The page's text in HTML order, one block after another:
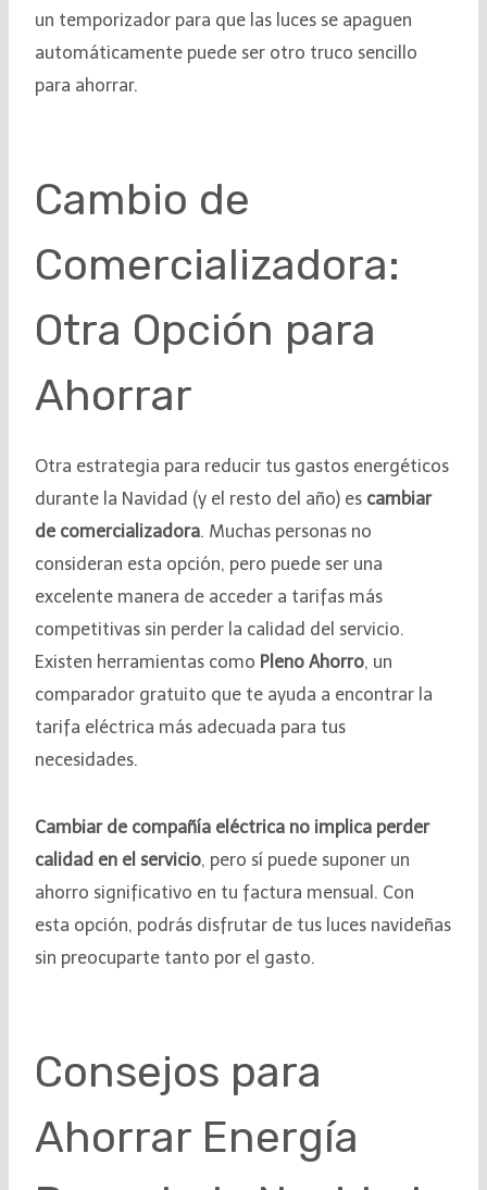
un temporizador para que las luces se apaguen
automáticamente puede ser otro truco sencillo
para ahorrar.
Cambio de
Comercializadora:
Otra Opción para
Ahorrar
Otra estrategia para reducir tus gastos energéticos
durante la Navidad (y el resto del año) es cambiar
de comercializadora. Muchas personas no
consideran esta opción, pero puede ser una
excelente manera de acceder a tarifas más
competitivas sin perder la calidad del servicio.
Existen herramientas como Pleno Ahorro, un
comparador gratuito que te ayuda a encontrar la
tarifa eléctrica más adecuada para tus
necesidades.
Cambiar de compañía eléctrica no implica perder
calidad en el servicio, pero sí puede suponer un
ahorro significativo en tu factura mensual. Con
esta opción, podrás disfrutar de tus luces navideñas
sin preocuparte tanto por el gasto.
Consejos para
Ahorrar Energía